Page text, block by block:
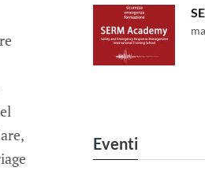
Eventi